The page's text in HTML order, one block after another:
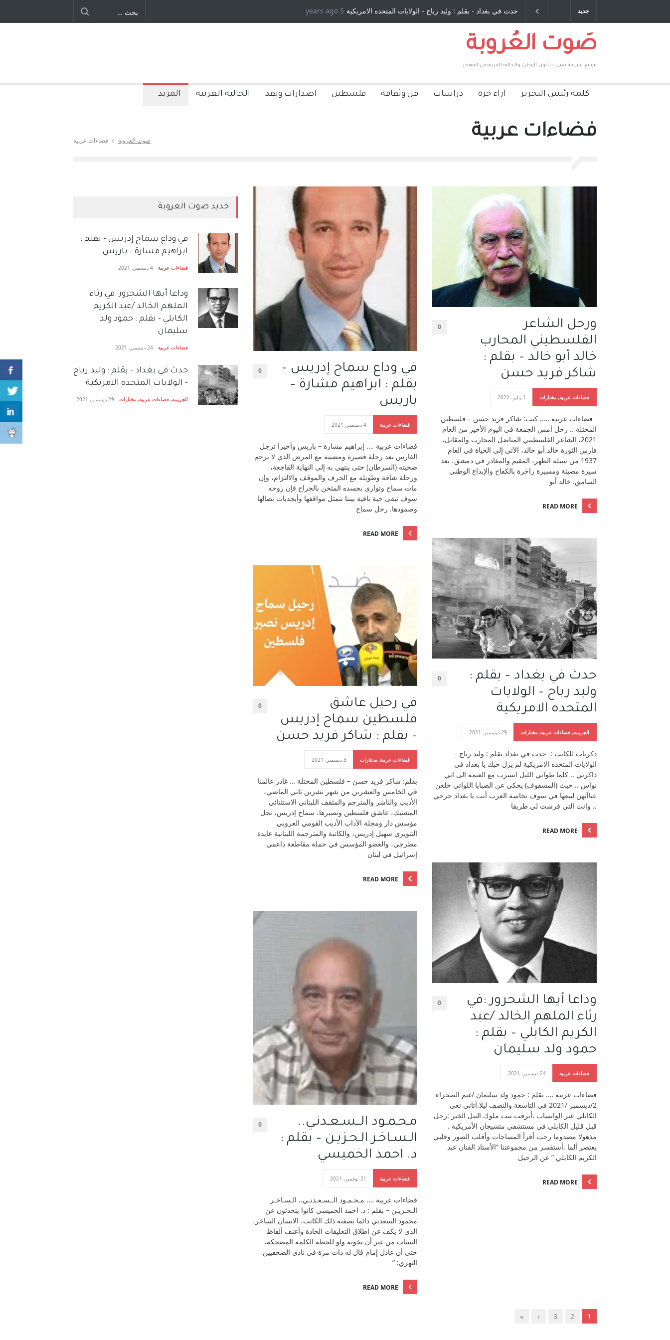
جديد حدث في بغداد - بقلم : وليد رباح - الولايات المتحده الامريكية المحارب خالد أبو خالد - بقلم : شاكر فريد 5 years ago
صَوت العُروبة
موقع وورقية تعنى بشئون الوطن والجاليه العربية في المهجر
كلمة رئيس التحرير آراء حرة دراسات فن وثقافة فلسطين اصدارات ونقد الجالية العربية المزيد
فضاءات عربية صوت العروبة فضاءات عربية
ورحل الشاعر
الفلسطيني المحارب
خالد أبو خالد – بقلم :
شاكر فريد حسن
0
فضاءات عربية, مختارات 1 يناير، 2022
فضاءات عربية ….. كتب: شاكر فريد حسن – فلسطين
المحتلة .. رحل أمس الجمعة في اليوم الأخير من العام
2021، الشاعر الفلسطيني المناضل المحارب والمقاتل،
فارس الثورة خالد أبو خالد، الآتي إلى الحياة في العام
1937 من سيلة الظهر، المقيم والمغادر في دمشق، بعد
سيرة مضيئة ومسيرة زاخرة بالكفاح والإبداع الوطني
السامق. خالد أبو
READ MORE
حدث في بغداد – بقلم :
وليد رباح – الولايات
المتحده الامريكية
0
الجريمه, فضاءات عربية, مختارات 29 ديسمبر، 2021
دكريات للكاتب : حدث في بغداد بقلم : وليد رباح –
الولايات المتحده الامريكية لم يزل حبك يا بغداد في
ذاكرتي .. كلما طواني الليل انسرب مع العتمة الى ابي
نواس .. حيث (المسقوف) يحكي عن الصبايا اللواتي خلعن
عباآتهن لبيعها في سوف نخاسة العرب أنت يا بغداد جرحي
.. وانت التي فرشت لي طريقا
READ MORE
وداعا أيها الشحرور :في
رثاء الملهم الخالد /عبد
الكريم الكابلي – بقلم :
حمود ولد سليمان
0
فضاءات عربية 24 ديسمبر، 2021
فضاءات عربية …. بقلم : حمود ولد سليمان /غيم الصحراء
2/ديسمبر /2021 في التاسعة والنصف ليلا.أتاني نعي
الكابلي عبر الواتساب .أبرقت بنت ملوك النيل الخبر :رحل
قبل قليل الكابلي في مستشفي متشيجان الأمريكية .
مذهولا مصدوما رحت أقرأ المساجات وأقلب الصور وقلبي
يعتصر ألما .أستفسر من مجموعتنا “الأستاذ الفنان عبد
الكريم الكابلي ” عن الرحيل
READ MORE
في وداع سماح إدريس –
بقلم : ابراهيم مشارة –
باريس
0
فضاءات عربية 4 ديسمبر، 2021
فضاءات عربية …. إبراهيم مشارة – باريس وأخيرا ترجل
الفارس بعد رحلة قصيرة ومضنية مع المرض الذي لا يرحم
ضحيته (السرطان) حتى ينتهي به إلى النهاية الفاجعة،
ورحلة شاقة وطويلة مع الحرف والموقف والالتزام، وإن
مات سماح وتوارى بجسده المثخن بالجراح فإن روحه
سوف تبقى حية باقية بيننا نتمثل مواقفها وأبجديات نضالها
وصمودها. رحل سماح
READ MORE
في رحيل عاشق
فلسطين سماح إدريس
– بقلم : شاكر فريد حسن
0
فضاءات عربية, مختارات 3 ديسمبر، 2021
بقلم: شاكر فريد حسن – فلسطين المحتلة … غادر عالمنا
في الخامس والعشرين من شهر تشرين ثاني الماضي،
الأديب والناشر والمترجم والمثقف اللبناني الاستثنائي
المشتبك، عاشق فلسطين ونصيرها، سماح إدريس، نجل
مؤسس دار ومجلة الآداب الأديب القومي العروبي
التنويري سهيل إدريس، والكاتبة والمترجمة اللبنانية عايدة
مطرجي، والعضو المؤسس في حملة مقاطعة داعمي
إسرائيل في لبنان
READ MORE
مـحـمـود الــسـعـدنـي..
الـسـاخـر الـحـزيـن – بقلم :
د. احمد الخميسي
0
فضاءات عربية 21 نوفمبر، 2021
فضاءات عربية …. مـحـمـود الــسـعـدنـي.. الـسـاخـر
الـحـزيـن – بقلم : د. احمد الخميسي كانوا يتحدثون عن
محمود السعدني دائما بصفته ذلك الكاتب، الانسان الساخر،
الذي لا يكف عن اطلاق التعليقات الحادة وأعنف ألفاظ
السباب من غير أن تخونه ولو للحظة الكلمة المضحكة،
حتى أن عادل إمام قال له ذات مرة في نادي الصحفيين
النهري: ”
READ MORE
1
2
3
›
»
جديد صوت العروبة
في وداع سماح إدريس - بقلم :
ابراهيم مشارة - باريس
فضاءات عربية 4 ديسمبر، 2021
وداعا أيها الشحرور :في رثاء
الملهم الخالد /عبد الكريم
الكابلي - بقلم : حمود ولد
سليمان
فضاءات عربية 24 ديسمبر، 2021
حدث في بغداد - بقلم : وليد رباح
- الولايات المتحده الامريكية
الجريمه, فضاءات عربية, مختارات 29 ديسمبر، 2021